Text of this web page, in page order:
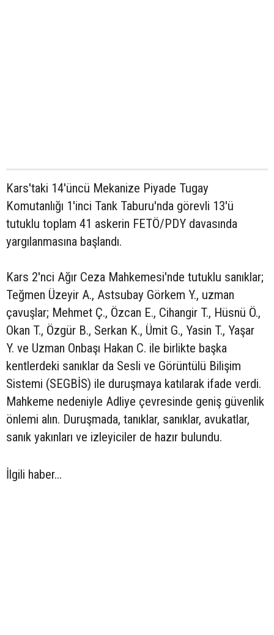
Kars'taki 14'üncü Mekanize Piyade Tugay
Komutanlığı 1'inci Tank Taburu'nda görevli 13'ü
tutuklu toplam 41 askerin FETÖ/PDY davasında
yargılanmasına başlandı.
Kars 2'nci Ağır Ceza Mahkemesi'nde tutuklu sanıklar;
Teğmen Üzeyir A., Astsubay Görkem Y., uzman
çavuşlar; Mehmet Ç., Özcan E., Cihangir T., Hüsnü Ö.,
Okan T., Özgür B., Serkan K., Ümit G., Yasin T., Yaşar
Y. ve Uzman Onbaşı Hakan C. ile birlikte başka
kentlerdeki sanıklar da Sesli ve Görüntülü Bilişim
Sistemi (SEGBİS) ile duruşmaya katılarak ifade verdi.
Mahkeme nedeniyle Adliye çevresinde geniş güvenlik
önlemi alın. Duruşmada, tanıklar, sanıklar, avukatlar,
sanık yakınları ve izleyiciler de hazır bulundu.
İlgili haber...